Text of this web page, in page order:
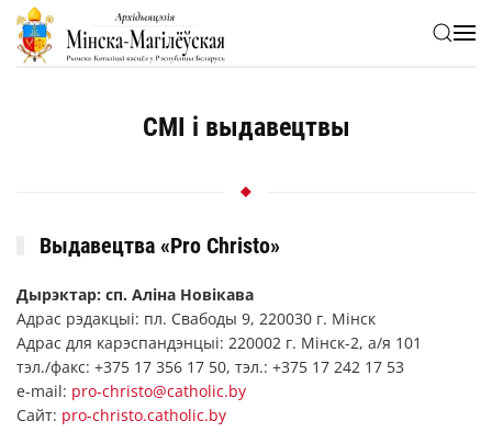
Skip to main content
СМІ і выдавецтвы
Выдавецтва «Pro Christo»
Дырэктар: сп. Аліна Новікава
Адрас рэдакцыі: пл. Свабоды 9, 220030 г. Мінск
Адрас для карэспандэнцыі: 220002 г. Мінск-2, а/я 101
тэл./факс: +375 17 356 17 50, тэл.: +375 17 242 17 53
е-mail: pro-christo@catholic.by
Сайт: pro-christo.catholic.by